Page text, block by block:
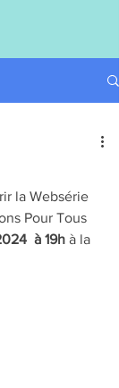
la Websérie
Pour Tous
à 19h à la